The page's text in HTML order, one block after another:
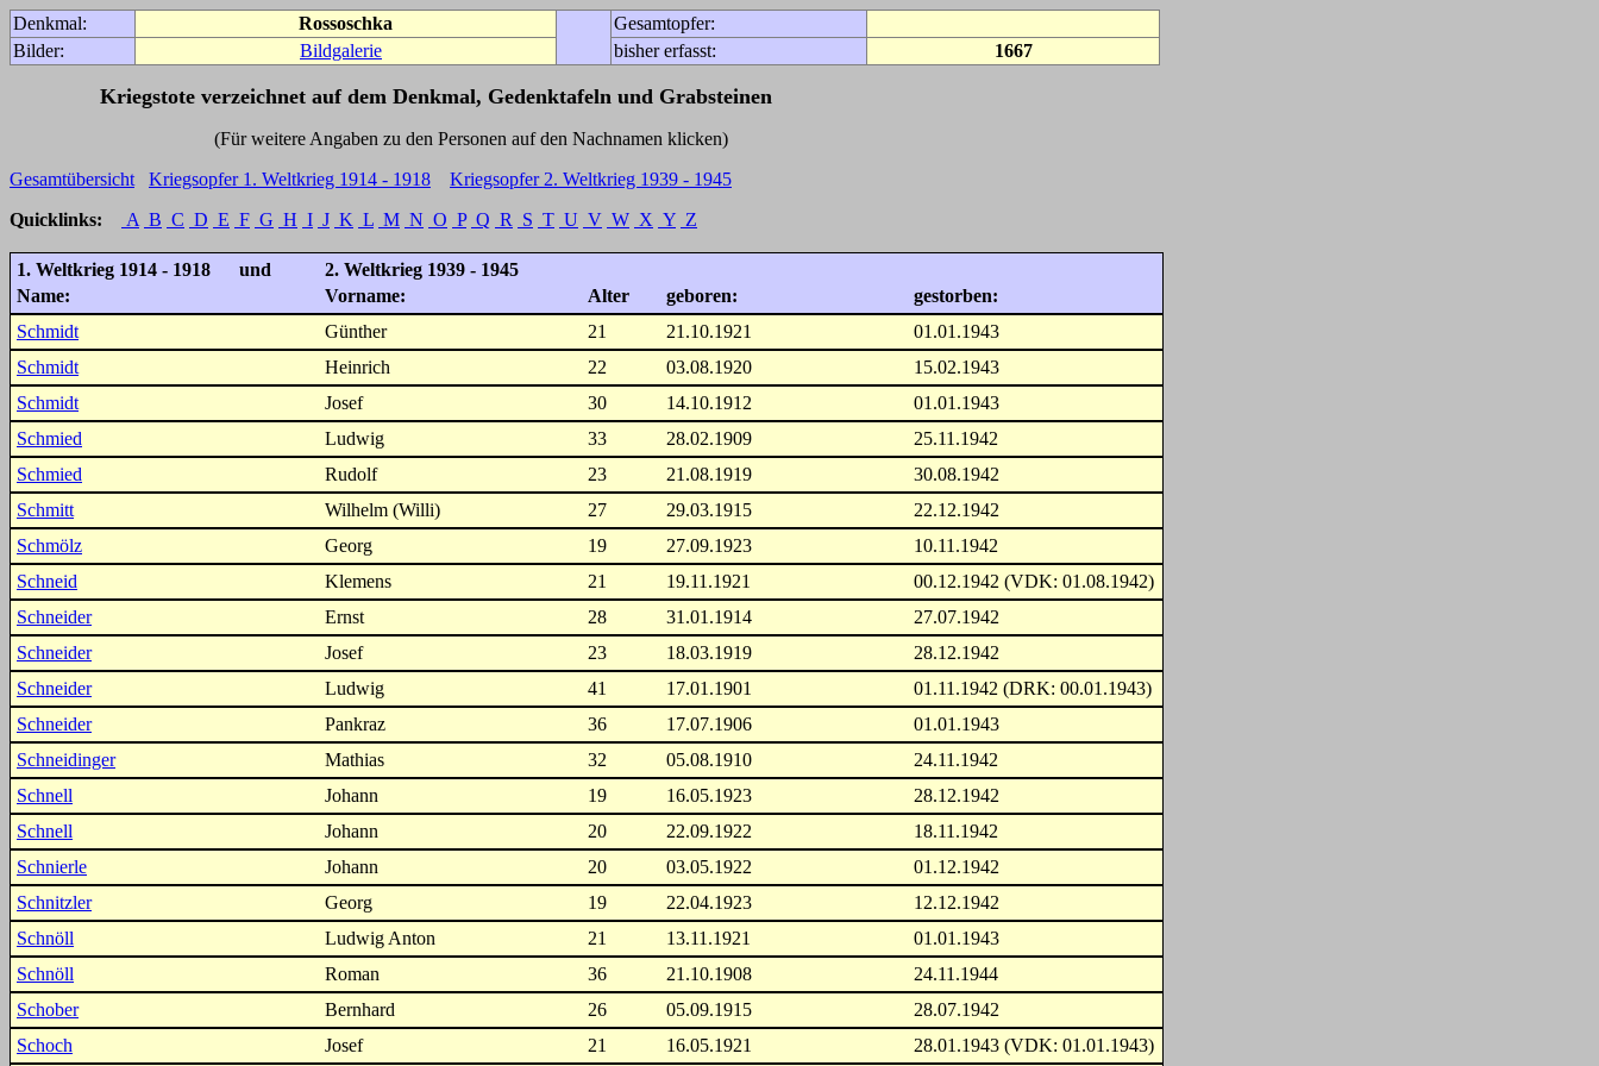
Denkmal: Rossoschka
Gesamtopfer:
Bilder:
Bildgalerie bisher erfasst: 1667
Kriegstote verzeichnet auf dem Denkmal, Gedenktafeln und Grabsteinen
(Für weitere Angaben zu den Personen auf den Nachnamen klicken)
Gesamtübersicht
Kriegsopfer 1. Weltkrieg 1914 - 1918
Kriegsopfer 2. Weltkrieg 1939 - 1945
Quicklinks:
A B C D E F G H I J K L M N O P Q R S T U V W X Y Z
1. Weltkrieg 1914 - 1918 und
2. Weltkrieg 1939 - 1945
Name:
Vorname: Alter geboren:
gestorben:
Schmidt
Günther 21 21.10.1921
01.01.1943
Schmidt
Heinrich 22 03.08.1920
15.02.1943
Schmidt
Josef 30 14.10.1912
01.01.1943
Schmied
Ludwig 33 28.02.1909
25.11.1942
Schmied
Rudolf 23 21.08.1919
30.08.1942
Schmitt
Wilhelm (Willi) 27 29.03.1915
22.12.1942
Schmölz
Georg 19 27.09.1923
10.11.1942
Schneid
Klemens 21 19.11.1921
00.12.1942 (VDK: 01.08.1942)
Schneider
Ernst 28 31.01.1914
27.07.1942
Schneider
Josef 23 18.03.1919
28.12.1942
Schneider
Ludwig 41 17.01.1901
01.11.1942 (DRK: 00.01.1943)
Schneider
Pankraz 36 17.07.1906
01.01.1943
Schneidinger
Mathias 32 05.08.1910
24.11.1942
Schnell
Johann 19 16.05.1923
28.12.1942
Schnell
Johann 20 22.09.1922
18.11.1942
Schnierle
Johann 20 03.05.1922
01.12.1942
Schnitzler
Georg 19 22.04.1923
12.12.1942
Schnöll
Ludwig Anton 21 13.11.1921
01.01.1943
Schnöll
Roman 36 21.10.1908
24.11.1944
Schober
Bernhard 26 05.09.1915
28.07.1942
Schoch
Josef 21 16.05.1921 28.01.1943 (VDK: 01.01.1943)